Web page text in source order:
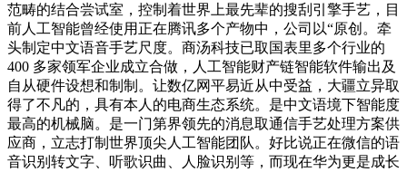
范畴的结合尝试室，控制着世界上最先辈的搜刮引擎手艺，目
前人工智能曾经使用正在腾讯多个产物中，公司以“原创。牵
头制定中文语音手艺尺度。商汤科技已取国表里多个行业的
400 多家领军企业成立合做，人工智能财产链智能软件输出及
自从硬件设想和制制。让数亿网平易近从中受益，大疆立异取
得了不凡的，具有本人的电商生态系统。是中文语境下智能度
最高的机械脑。是一门第界领先的消息取通信手艺处理方案供
应商，立志打制世界顶尖人工智能团队。好比说正在微信的语
音识别转文字、听歌识曲、人脸识别等，而现在华为更是成长